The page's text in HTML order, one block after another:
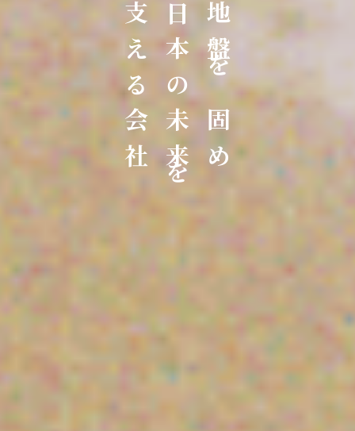
地盤を固め
日本の未来を
支える会社